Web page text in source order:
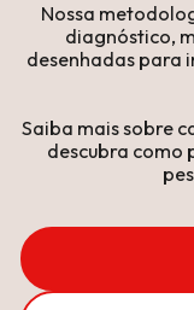
Nossa
diagnóstico,
desenhadas para
Saiba mais sobre
descubra como